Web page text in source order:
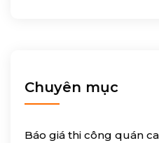
Chuyên mục
Báo giá thi công quán